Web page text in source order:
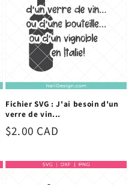
Fichier SVG : J'ai besoin d'un
verre de vin...
Prix
$2.00 CAD